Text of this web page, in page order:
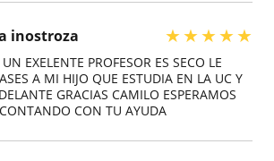
inostroza ★★★★★
EXELENTE PROFESOR ES SECO LE
A MI HIJO QUE ESTUDIA EN LA UC Y
GRACIAS CAMILO ESPERAMOS
CON TU AYUDA